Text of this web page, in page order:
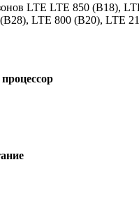
LTE LTE 850 (B18),
LTE 800 (B20), LTE